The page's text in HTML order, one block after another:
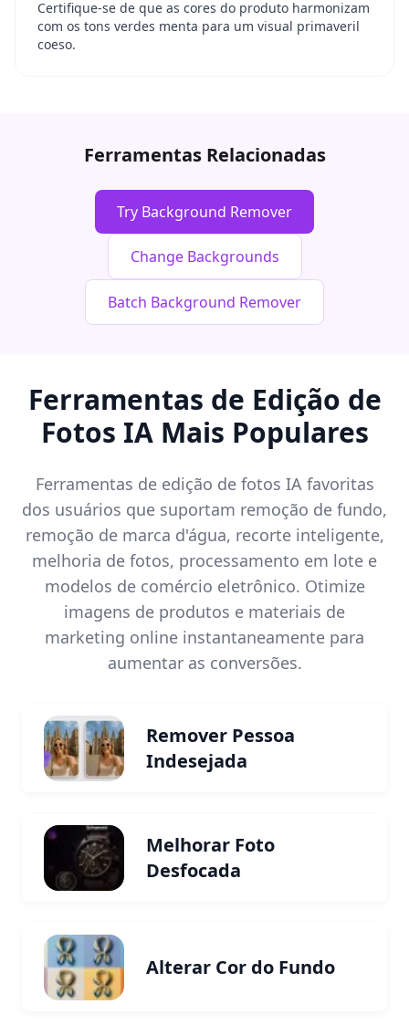
Certifique-se de que as cores do produto harmonizam
com os tons verdes menta para um visual primaveril
coeso.
Ferramentas Relacionadas
Try Background Remover
Change Backgrounds
Batch Background Remover
Ferramentas de Edição de
Fotos IA Mais Populares
Ferramentas de edição de fotos IA favoritas
dos usuários que suportam remoção de fundo,
remoção de marca d'água, recorte inteligente,
melhoria de fotos, processamento em lote e
modelos de comércio eletrônico. Otimize
imagens de produtos e materiais de
marketing online instantaneamente para
aumentar as conversões.
Remover Pessoa
Indesejada
Melhorar Foto
Desfocada
Alterar Cor do Fundo